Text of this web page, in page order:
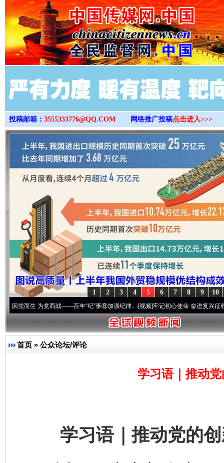
>
投稿邮箱： 3555333776@QQ.COM 网络推广投稿点击进入>>>
10
9
8
7
6
5
4
3
2
1
为党而战——百年“纪”事⑧加强纪律..·[视频]牢记初心使命 奋进复兴征程丨“转折之
首页 » 公众论坛/评论
学习语｜推动
学习语｜推动党的创